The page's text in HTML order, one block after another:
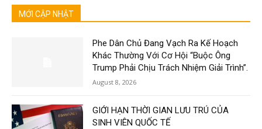
MỚI CẬP NHẬT
Phe Dân Chủ Đang Vạch Ra Kế Hoạch
Khác Thường Với Cơ Hội “Buộc Ông
Trump Phải Chịu Trách Nhiệm Giải Trình”.
August 8, 2026
GIỚI HẠN THỜI GIAN LƯU TRÚ CỦA
SINH VIÊN QUỐC TẾ